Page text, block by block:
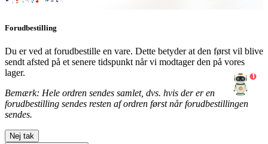
Forudbestilling
Du er ved at forudbestille en vare. Dette betyder at den først vil blive
sendt afsted på et senere tidspunkt når vi modtager den på vores
lager.
Bemærk: Hele ordren sendes samlet, dvs. hvis der er en
forudbestilling sendes resten af ordren først når forudbestillingen
sendes.
Nej tak
1